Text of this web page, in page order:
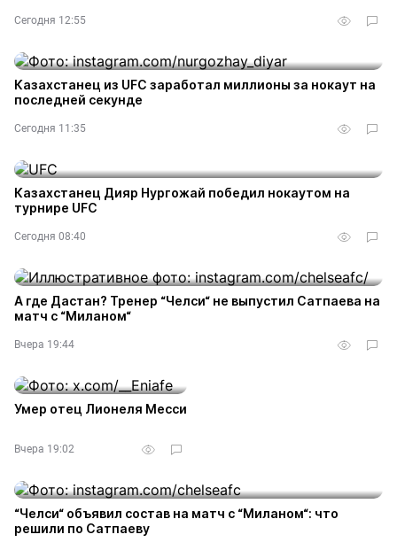
Сегодня 12:55
Казахстанец из UFC заработал миллионы за нокаут на
последней секунде
Сегодня 11:35
Казахстанец Дияр Нургожай победил нокаутом на
турнире UFC
Сегодня 08:40
А где Дастан? Тренер “Челси“ не выпустил Сатпаева на
матч с “Миланом“
Вчера 19:44
Умер отец Лионеля Месси
Вчера 19:02
“Челси“ объявил состав на матч с “Миланом“: что
решили по Сатпаеву